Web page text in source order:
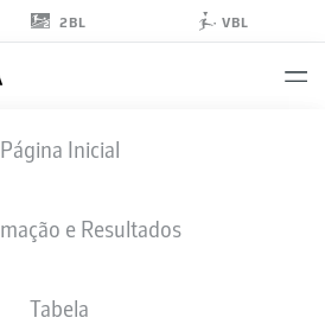
2BL VBL
Página Inicial
e Resultados
Tabela